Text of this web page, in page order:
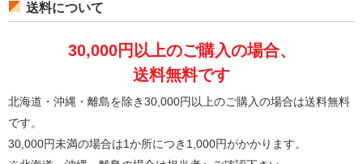
送料について
30,000円以上のご購入の場合、
送料無料です
北海道・沖縄・離島を除き30,000円以上のご購入の場合は送料無料
です。
30,000円未満の場合は1か所につき1,000円がかかります。